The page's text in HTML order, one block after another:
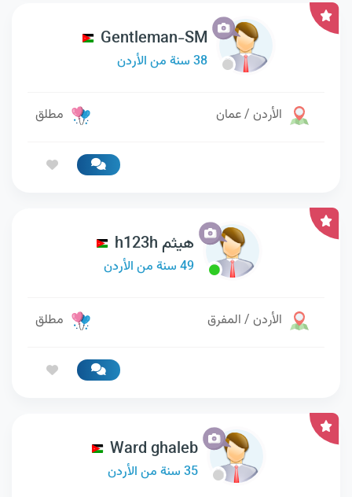
Gentleman-SM
38 سنة من الأردن
الأردن / عمان مطلق
هيثم h123h
49 سنة من الأردن
الأردن / المفرق مطلق
Ward ghaleb
35 سنة من الأردن